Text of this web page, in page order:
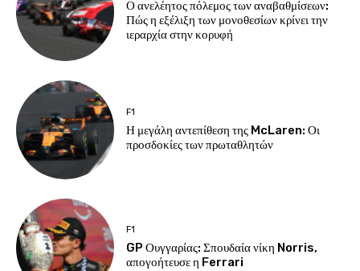
Ο ανελέητος πόλεμος των αναβαθμίσεων:
Πώς η εξέλιξη των μονοθεσίων κρίνει την
ιεραρχία στην κορυφή
F1
Η μεγάλη αντεπίθεση της McLaren: Οι
προσδοκίες των πρωταθλητών
F1
GP Ουγγαρίας: Σπουδαία νίκη Norris,
απογοήτευσε η Ferrari